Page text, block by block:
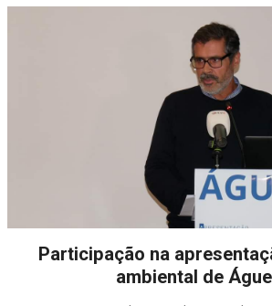
Participação na
ambiental de